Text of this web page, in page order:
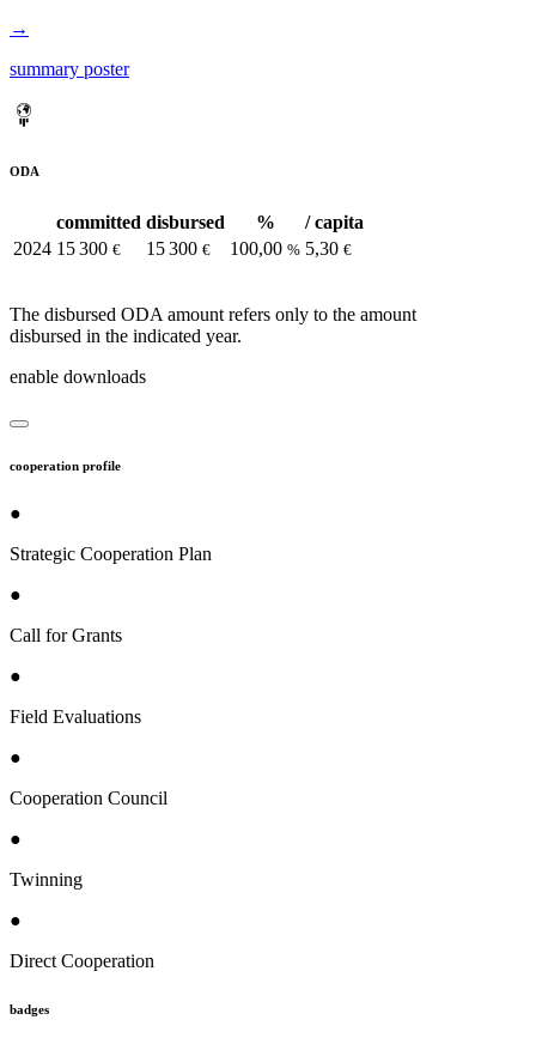
→
summary poster
ODA
committed disbursed %
/ capita
2024 15 300 € 15 300 € 100,00 % 5,30 €
The disbursed ODA amount refers only to the amount
disbursed in the indicated year.
enable downloads
cooperation profile
●
Strategic Cooperation Plan
●
Call for Grants
●
Field Evaluations
●
Cooperation Council
●
Twinning
●
Direct Cooperation
badges